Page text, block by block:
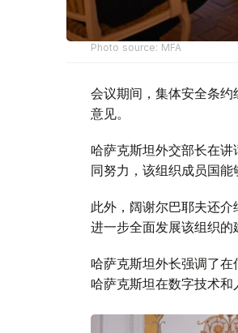
Photo source: MFA
会议期间，集体安全条
意见。
哈萨克斯坦外交部长在
同努力，该组织成员国能
此外，阔谢尔巴耶夫还
进一步全面发展该组织的
哈萨克斯坦外长强调了
哈萨克斯坦在数字技术和